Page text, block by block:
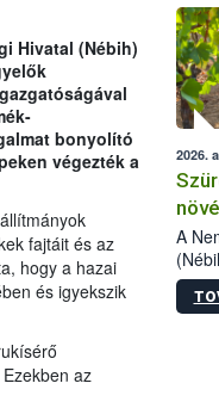
Hivatal (Nébih)
bonyolító
végezték a
fajtáit és az
hogy a hazai
és igyekszik
az
2026.
A